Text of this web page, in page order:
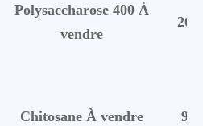
Polysaccharose 400 À
vendre
Chitosane À vendre